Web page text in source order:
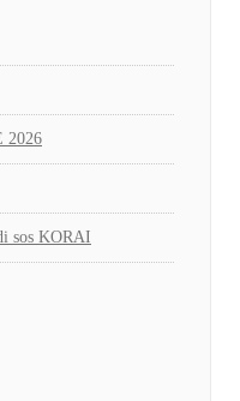
2026
sos KORAI